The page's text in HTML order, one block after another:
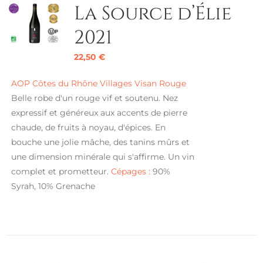
La Source d’Élie
2021
22,50 €
AOP Côtes du Rhône Villages Visan Rouge
Belle robe d'un rouge vif et soutenu. Nez
expressif et généreux aux accents de pierre
chaude, de fruits à noyau, d'épices. En
bouche une jolie mâche, des tanins mûrs et
une dimension minérale qui s'affirme. Un vin
complet et prometteur. Cépages : 90%
Syrah, 10% Grenache